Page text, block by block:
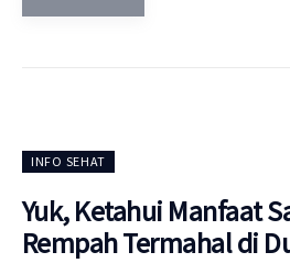
INFO SEHAT
Yuk, Ketahui Manfaat
Rempah Termahal di